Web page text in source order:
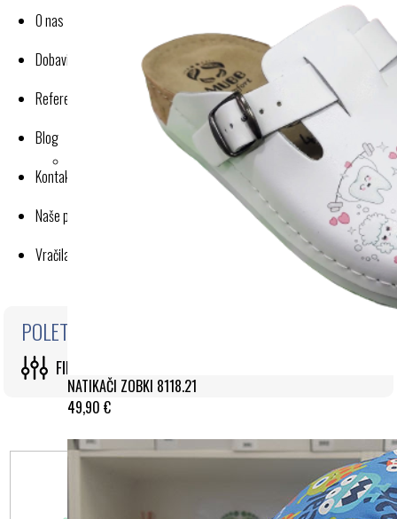
NATIKAČI ZOBKI 8118.21
49,90 €
O nas
Dobavitelji-proizvajalci
Reference
Blog
Kontakt
Naše poslovanje
Vračila in reklamacije
POLETNA KOLEKCIJA
FILTRI